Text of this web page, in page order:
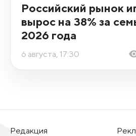
Российский рынок
вырос на 38% за
2026 года
6 августа, 17:30
Редакция